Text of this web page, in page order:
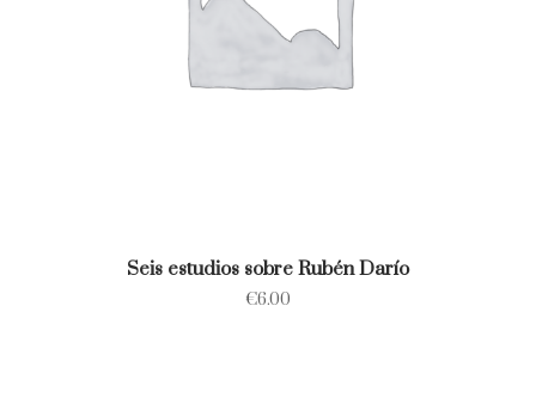
Seis estudios sobre Rubén Darío
€6.00